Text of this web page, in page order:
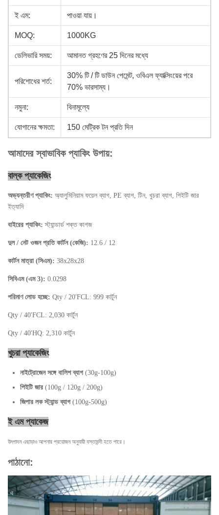
ই এম: পাওয়া যায়।
MOQ: 1000KG
ডেলিভারি সময়: আমানত গ্রহণের 25 দিনের মধ্যে
পরিশোধের শর্ত:
30% টি / টি ডাউন পেমেন্ট, ওবিএল ফ্যাক্সিংয়ের পরে
70% ভারসাম্য।
নমুনা: বিনামূল্যে
যোগানের ক্ষমতা: 150 মেট্রিক টন প্রতি দিন
আমাদের স্বাভাবিক প্যাকিং উপায়:
বাল্ক প্যাকেজিং
অভ্যন্তরীণ প্যাকিং: অ্যালুমিনিয়াম ফয়েল ব্যাগ, PE ব্যাগ, টিন, খুচরা ব্যাগ, পিইটি জার
ইত্যাদি
বাইরের প্যাকিং: স্ট্যান্ডার্ড শক্ত কাগজ
দুল / নেট ওজন প্রতি কার্টন (কেজি): 12.6 / 12
কার্টন মাত্রা (সিএম): 38x28x28
সিবিএম (এম 3): 0.0298
পরিমাণ লোড হচ্ছে: Qty / 20'FCL: 999 কার্টুন
Qty / 40'FCL: 2,030 কার্টুন
Qty / 40'HQ: 2,310 কার্টুন
খুচরা প্যাকেজিং
নাইট্রোজেন সঙ্গে বালিশ ব্যাগ(30g-100g)
পিইটি জার (100g / 120g / 200g)
জিপার লক স্ট্যান্ড ব্যাগ(100g-500g)
ই এম প্যাকেজ
উৎপাদন এছাড়াও আপনার প্রয়োজন অনুযায়ী বস্তাবন্দী হতে পারে।
পাঠানো: